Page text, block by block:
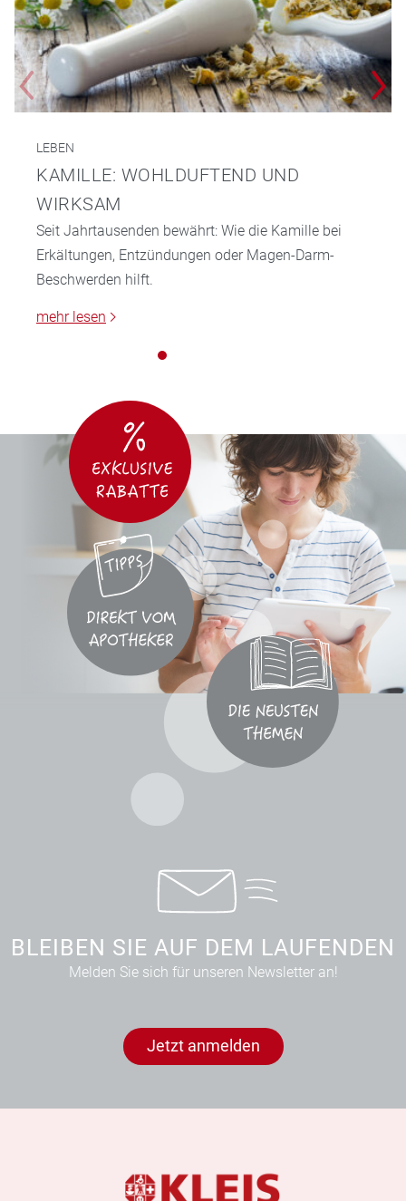
LEBEN
KAMILLE: WOHLDUFTEND UND
WIRKSAM
Seit Jahrtausenden bewährt: Wie die Kamille bei
Erkältungen, Entzündungen oder Magen-Darm-
Beschwerden hilft.
mehr lesen
BLEIBEN SIE AUF DEM LAUFENDEN
Melden Sie sich für unseren Newsletter an!
Jetzt anmelden